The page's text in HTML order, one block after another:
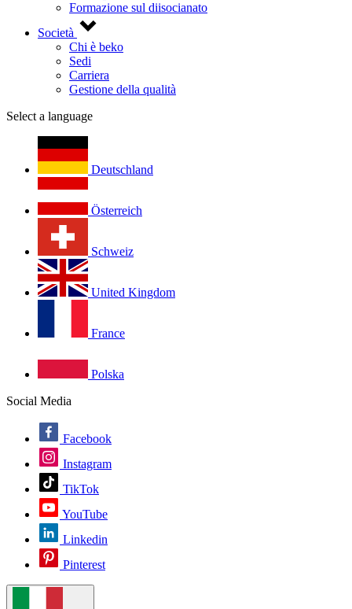
Formazione sul diisocianato
Società
Chi è beko
Sedi
Carriera
Gestione della qualità
Select a language
Deutschland
Österreich
Schweiz
United Kingdom
France
Polska
Social Media
Facebook
Instagram
TikTok
YouTube
Linkedin
Pinterest